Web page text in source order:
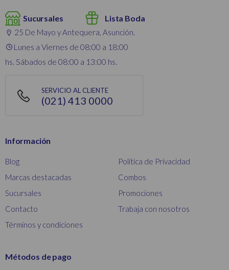
Sucursales Lista Boda
25 De Mayo y Antequera, Asunción.
Lunes a Viernes de 08:00 a 18:00
hs. Sábados de 08:00 a 13:00 hs.
SERVICIO AL CLIENTE
(021) 413 0000
Información
Blog
Marcas destacadas
Sucursales
Contacto
Términos y condiciones
Política de Privacidad
Combos
Promociones
Trabaja con nosotros
Métodos de pago